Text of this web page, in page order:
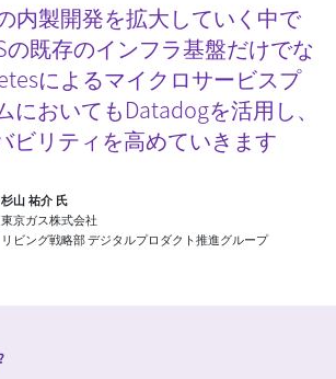
内製開発を拡大していく中で
の既存のインフラ基盤だけでな
によるマイクロサービスプ
においてもDatadogを活用し、
ビリティを高めていきます
杉山 祐介 氏
東京ガス株式会社
リビング戦略部 デジタルプロダクト推進グループ